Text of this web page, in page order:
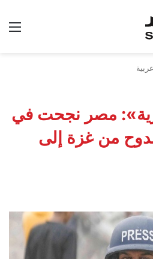
مصر نجحت في
من غزة إلى